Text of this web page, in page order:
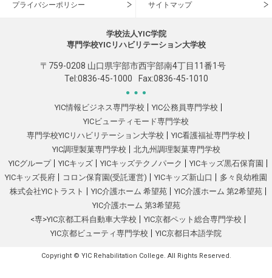
プライバシーポリシー サイトマップ
学校法人YIC学院
専門学校YICリハビリテーション大学校
〒759-0208 山口県宇部市西宇部南4丁目11番1号
Tel:0836-45-1000 Fax:0836-45-1010
YIC情報ビジネス専門学校
YIC公務員専門学校
YICビューティモード専門学校
専門学校YICリハビリテーション大学校
YIC看護福祉専門学校
YIC調理製菓専門学校
北九州調理製菓専門学校
YICグループ
YICキッズ YICキッズテクノパーク
YICキッズ黒石保育園
YICキッズ長府
コロン保育園(受託運営) YICキッズ新山口
多々良幼稚園
株式会社YICトラスト
YIC介護ホーム 希望苑
YIC介護ホーム 第2希望苑
YIC介護ホーム 第3希望苑
<専>YIC京都工科自動車大学校
YIC京都ペット総合専門学校
YIC京都ビューティ専門学校
YIC京都日本語学院
Copyright © YIC Rehabilitation College. All Rights Reserved.